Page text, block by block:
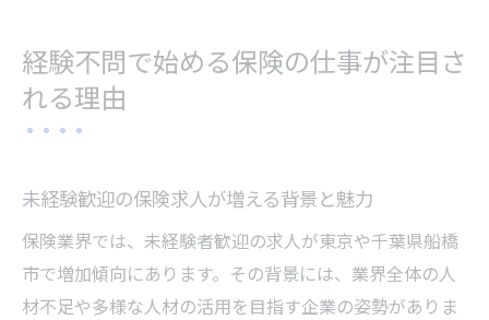
経験不問で始める保険の仕事が注目さ
れる理由
未経験歓迎の保険求人が増える背景と魅力
保険業界では、未経験者歓迎の求人が東京や千葉県船橋
市で増加傾向にあります。その背景には、業界全体の人
材不足や多様な人材の活用を目指す企業の姿勢がありま